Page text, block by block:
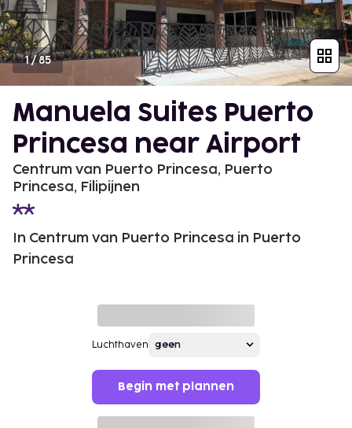
1/85
Manuela Suites Puerto
Princesa near Airport
Centrum van Puerto Princesa, Puerto
Princesa, Filipijnen
In Centrum van Puerto Princesa in Puerto
Princesa
Luchthaven
Begin met plannen